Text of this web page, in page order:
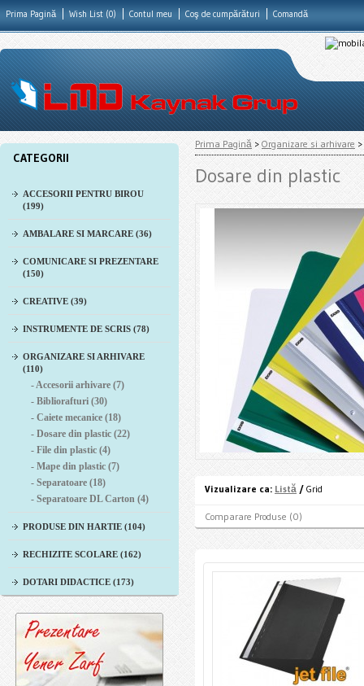
Prima Pagină Wish List (0) Contul meu Coş de cumpărături Comandă
CATEGORII
ACCESORII PENTRU BIROU
(199)
AMBALARE SI MARCARE (36)
COMUNICARE SI PREZENTARE
(150)
CREATIVE (39)
INSTRUMENTE DE SCRIS (78)
ORGANIZARE SI ARHIVARE
(110)
- Accesorii arhivare (7)
- Bibliorafturi (30)
- Caiete mecanice (18)
- Dosare din plastic (22)
- File din plastic (4)
- Mape din plastic (7)
- Separatoare (18)
- Separatoare DL Carton (4)
PRODUSE DIN HARTIE (104)
RECHIZITE SCOLARE (162)
DOTARI DIDACTICE (173)
Prima Pagină > Organizare si arhivare>
Dosare din plastic
Vizualizare ca: Listă / Grid
Comparare Produse (0)